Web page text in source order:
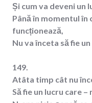
Și cum va deveni un
Până în momentul în
funcționează,
Nu va înceta să fie
149.
Atâta timp cât nu
Să fie un lucru care